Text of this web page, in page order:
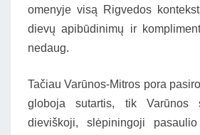
omenyje visą Rigvedos
dievų apibūdinimų ir
nedaug.
Tačiau Varūnos-Mitros pora
globoja sutartis, tik Varūnos
dieviškoji, slėpiningoji